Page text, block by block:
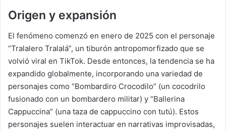
Origen y expansión
El fenómeno comenzó en enero de 2025 con el personaje
“Tralalero Tralalá”, un tiburón antropomorfizado que se
volvió viral en TikTok. Desde entonces, la tendencia se ha
expandido globalmente, incorporando una variedad de
personajes como “Bombardiro Crocodilo” (un cocodrilo
fusionado con un bombardero militar) y “Ballerina
Cappuccina” (una taza de cappuccino con tutú). Estos
personajes suelen interactuar en narrativas improvisadas,